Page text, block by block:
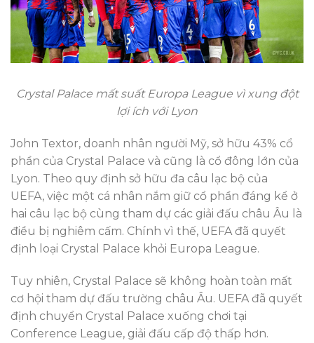
Crystal Palace mất suất Europa League vì xung đột
lợi ích với Lyon
John Textor, doanh nhân người Mỹ, sở hữu 43% cổ
phần của Crystal Palace và cũng là cổ đông lớn của
Lyon. Theo quy định sở hữu đa câu lạc bộ của
UEFA, việc một cá nhân nắm giữ cổ phần đáng kể ở
hai câu lạc bộ cùng tham dự các giải đấu châu Âu là
điều bị nghiêm cấm. Chính vì thế, UEFA đã quyết
định loại Crystal Palace khỏi Europa League.
Tuy nhiên, Crystal Palace sẽ không hoàn toàn mất
cơ hội tham dự đấu trường châu Âu. UEFA đã quyết
định chuyển Crystal Palace xuống chơi tại
Conference League, giải đấu cấp độ thấp hơn.